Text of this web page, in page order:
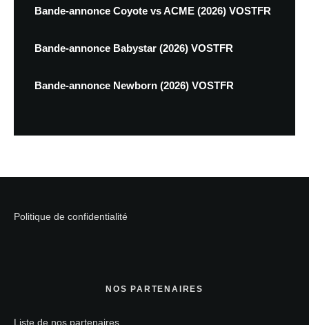
Bande-annonce Coyote vs ACME (2026) VOSTFR
Bande-annonce Babystar (2026) VOSTFR
Bande-annonce Newborn (2026) VOSTFR
Politique de confidentialité
NOS PARTENAIRES
Liste de nos partenaires